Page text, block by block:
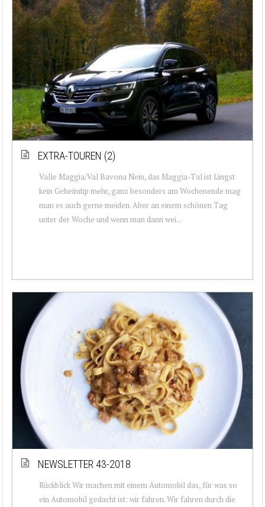
EXTRA-TOUREN (2)
Valle Maggia/Val Bavona Nein, das Maggia-Tal ist längst
kein Geheimtip mehr, ganz besonders am Wochenende mag
man es auch gerne meiden. Aber an einem schönen Tag
unter der Woche und wenn man dann wei...
NEWSLETTER 43-2018
Rückblick Wir machen mit einem Automobil das, für was so
ein Automobil gedacht ist: wir fahren. Wir fahren durch die